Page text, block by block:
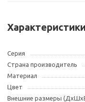
Характеристики
Серия
Страна производитель
Материал
Цвет
Внешние размеры